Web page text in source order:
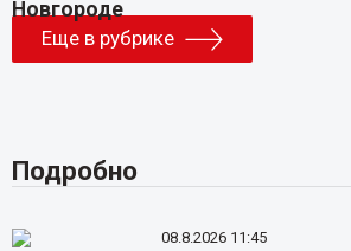
Еще в рубрике
Подробно
08.8.2026 11:45